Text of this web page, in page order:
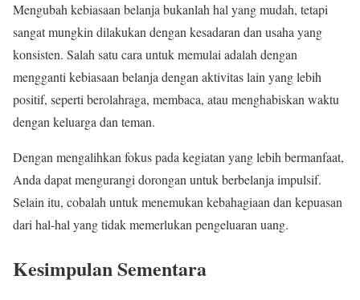
Mengubah kebiasaan belanja bukanlah hal yang mudah, tetapi
sangat mungkin dilakukan dengan kesadaran dan usaha yang
konsisten. Salah satu cara untuk memulai adalah dengan
mengganti kebiasaan belanja dengan aktivitas lain yang lebih
positif, seperti berolahraga, membaca, atau menghabiskan waktu
dengan keluarga dan teman.
Dengan mengalihkan fokus pada kegiatan yang lebih bermanfaat,
Anda dapat mengurangi dorongan untuk berbelanja impulsif.
Selain itu, cobalah untuk menemukan kebahagiaan dan kepuasan
dari hal-hal yang tidak memerlukan pengeluaran uang.
Kesimpulan Sementara